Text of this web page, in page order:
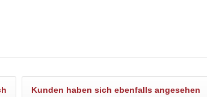
Kunden haben sich ebenfalls angesehen